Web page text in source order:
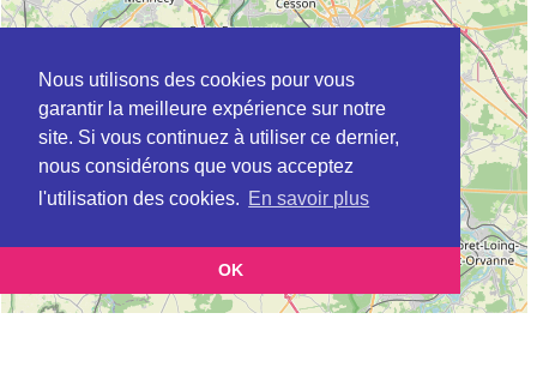
Nous utilisons des cookies pour vous
garantir la meilleure expérience sur notre
site. Si vous continuez à utiliser ce dernier,
nous considérons que vous acceptez
l'utilisation des cookies. En savoir plus
OK